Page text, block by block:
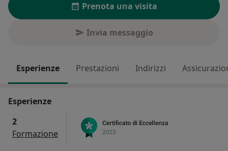
Prenota una visita
Invia messaggio
Esperienze Prestazioni Indirizzi
Esperienze
2
Formazione